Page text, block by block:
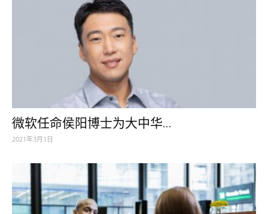
微软任命侯阳博士为大中华...
2021年3月1日